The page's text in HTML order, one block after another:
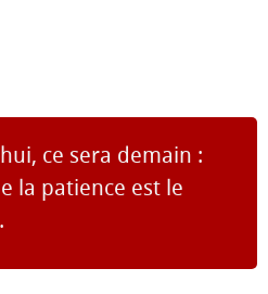
ce sera demain :
la patience est le